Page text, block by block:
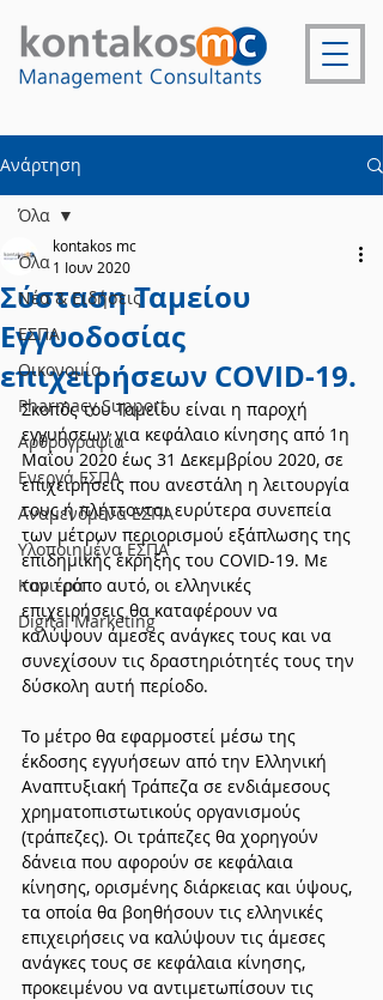
Ανάρτηση
Όλα
Νέα & Ειδήσεις
ΕΣΠΑ
Οικονομία
Pharmacy Support
Αρθρογραφία
Ενεργά ΕΣΠΑ
Αναμενόμενα ΕΣΠΑ
Υλοποιημένα ΕΣΠΑ
Καριέρα
Digital Marketing
Όλα
Σύσταση Ταμείου
Εγγυοδοσίας
επιχειρήσεων COVID-19.
kontakos mc
1 Ιουν 2020
Σκοπός του Ταμείου είναι η παροχή
εγγυήσεων για κεφάλαιο κίνησης από 1η
Μαΐου 2020 έως 31 Δεκεμβρίου 2020, σε
επιχειρήσεις που ανεστάλη η λειτουργία
τους ή πλήττονται ευρύτερα συνεπεία
των μέτρων περιορισμού εξάπλωσης της
επιδημικής έκρηξης του COVID-19. Με
τον τρόπο αυτό, οι ελληνικές
επιχειρήσεις θα καταφέρουν να
καλύψουν άμεσες ανάγκες τους και να
συνεχίσουν τις δραστηριότητές τους την
δύσκολη αυτή περίοδο.
Το μέτρο θα εφαρμοστεί μέσω της
έκδοσης εγγυήσεων από την Ελληνική
Αναπτυξιακή Τράπεζα σε ενδιάμεσους
χρηματοπιστωτικούς οργανισμούς
(τράπεζες). Οι τράπεζες θα χορηγούν
δάνεια που αφορούν σε κεφάλαια
κίνησης, ορισμένης διάρκειας και ύψους,
τα οποία θα βοηθήσουν τις ελληνικές
επιχειρήσεις να καλύψουν τις άμεσες
ανάγκες τους σε κεφάλαια κίνησης,
προκειμένου να αντιμετωπίσουν τις